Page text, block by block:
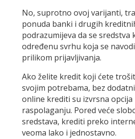
No, suprotno ovoj varijanti,
ponuda banki i drugih
podrazumijeva da se sredstva
određenu svrhu koja se
prilikom prijavljivanja.
Ako želite kredit koji ćete
svojim potrebama, bez
online krediti su izvrsna opcija
raspolaganju. Pored veće
sredstava, krediti preko
veoma lako i jednostavno.